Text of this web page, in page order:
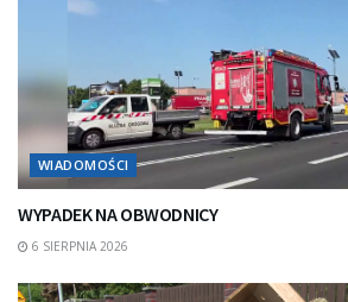
WIADOMOŚCI
WYPADEK NA OBWODNICY
6 SIERPNIA 2026